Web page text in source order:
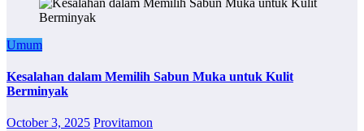
Umum
Kesalahan dalam Memilih Sabun Muka untuk Kulit
Berminyak
October 3, 2025 Provitamon